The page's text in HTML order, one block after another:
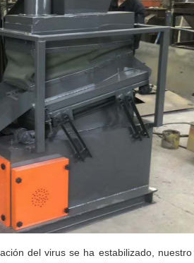
del virus se ha estabilizado,